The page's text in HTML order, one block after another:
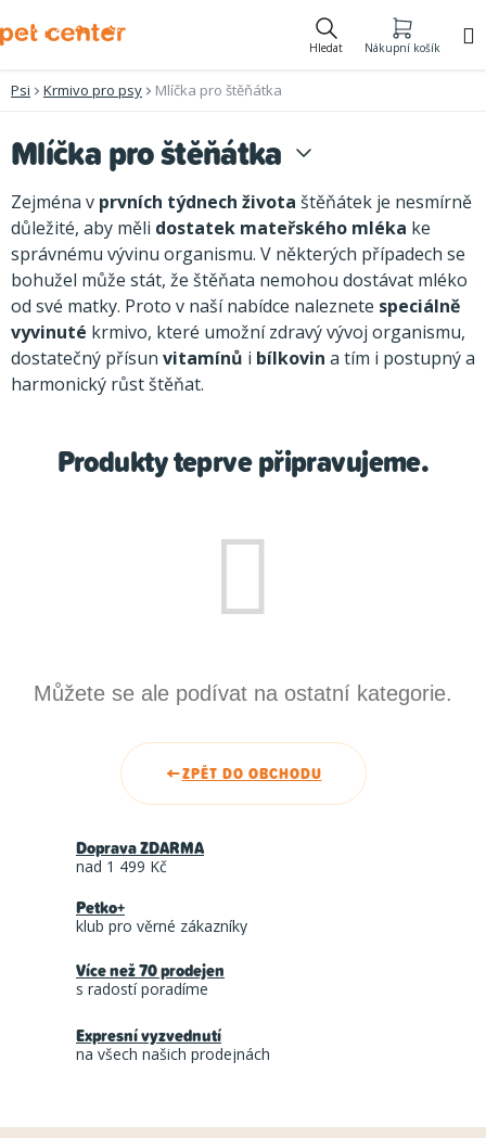
na
Hledat Nákupní košík
Psi Krmivo pro psy Mlíčka pro štěňátka
Mlíčka pro štěňátka
Zejména v prvních týdnech života štěňátek je nesmírně
důležité, aby měli dostatek mateřského mléka ke
správnému vývinu organismu. V některých případech se
bohužel může stát, že štěňata nemohou dostávat mléko
od své matky. Proto v naší nabídce naleznete speciálně
vyvinuté krmivo, které umožní zdravý vývoj organismu,
dostatečný přísun vitamínů i bílkovin a tím i postupný a
harmonický růst štěňat.
Produkty teprve připravujeme.
Můžete se ale podívat na ostatní kategorie.
ZPĚT DO OBCHODU
Doprava ZDARMA
nad 1 499 Kč
Petko+
klub pro věrné zákazníky
Více než 70 prodejen
s radostí poradíme
Expresní vyzvednutí
na všech našich prodejnách